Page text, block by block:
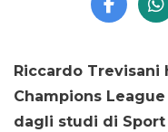
Riccardo
Champions
dagli studi di Sport